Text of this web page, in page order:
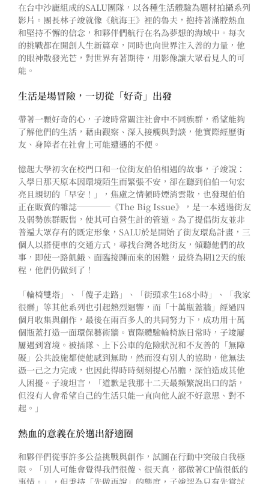
在台中沙鹿組成的SALU團隊，以各種生活體驗為題材拍攝系列
影片。團長林子竣就像《航海王》裡的魯夫，抱持著滿腔熱血
和堅持不懈的信念，和夥伴們航行在名為夢想的海域中。每次
的挑戰都在開創人生新篇章，同時也向世界注入善的力量，他
的眼神散發光芒，對世界有著期待，用影像讓大眾看見人的可
能。
生活是場冒險，一切從「好奇」出發
帶著一顆好奇的心，子竣時常關注社會中不同族群，希望能夠
了解他們的生活，藉由觀察、深入接觸與對談，他實際經歷街
友、身障者在社會上可能遭遇的不便。
憶起大學初次在校門口和一位街友伯伯相遇的故事，子竣說：
入學日那天原本因環境陌生而緊張不安，卻在聽到伯伯一句宏
亮且親切的「早安！」，焦慮之情頓時煙消雲散，也發現伯伯
正在販賣的雜誌──── 《The Big Issue》，是一本透過街友
及弱勢族群販售，使其可自營生計的管道。為了提倡街友並非
普遍大眾存有的既定形象，SALU於是開始了街友環島計畫，三
個人以搭便車的交通方式，尋找台灣各地街友，傾聽他們的故
事，即使一路飢餓、面臨接踵而來的困難，最終為期12天的旅
程，他們仍做到了！
「輪椅雙塔」、「傻子走路」、「街頭求生168小時」、「我家
很髒」等其他系列也引起熱烈迴響，而「十萬瓶蓋牆」經過四
個月收集與創作，最後在兩百多人的共同努力下，成功用十萬
個瓶蓋打造一面環保藝術牆。 實際體驗輪椅族日常時，子竣屢
屢遇到窘境。被插隊、上下公車的危險狀況和不友善的「無障
礙」公共設施都使他感到無助，然而沒有別人的協助，他無法
憑一己之力完成，也因此得時時刻刻提心吊膽，深怕造成其他
人困擾。子竣坦言，「道歉是我那十二天最頻繁說出口的話，
但沒有人會希望自己的生活只能一直向他人說不好意思、對不
起。」
熱血的意義在於邁出舒適圈
和夥伴們從事許多公益挑戰與創作，試圖在行動中突破自我極
限。「別人可能會覺得我們很傻、很天真，都做著CP值很低的
事情。」，但秉持「先做再說」的態度，子竣認為只有先嘗試